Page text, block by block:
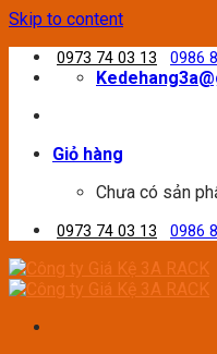
Skip to content
0973 74 03 13 0986
Giỏ hàng
Chưa có sản
0973 74 03 13 0986